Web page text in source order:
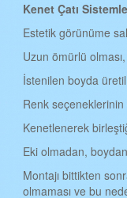
MALATYA KENET
MANİSA KENET
MARDİN KENET
MUĞLA KENET
MUŞ KENET ÇATI
Kenet Çatı
Estetik görünüme
Uzun ömürlü olması,
İstenilen boyda
Renk seçeneklerinin
Kenetlenerek
Eki olmadan,
Montajı bittikten
olmaması ve bu